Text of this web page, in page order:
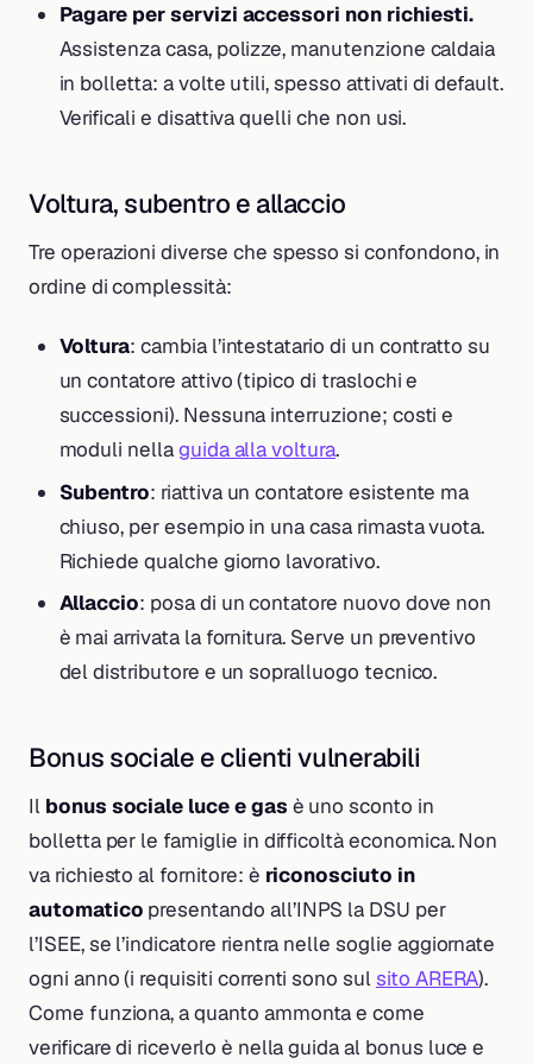
Pagare per servizi accessori non richiesti.
Assistenza casa, polizze, manutenzione caldaia
in bolletta: a volte utili, spesso attivati di default.
Verificali e disattiva quelli che non usi.
Voltura, subentro e allaccio
Tre operazioni diverse che spesso si confondono, in
ordine di complessità:
Voltura: cambia l’intestatario di un contratto su
un contatore attivo (tipico di traslochi e
successioni). Nessuna interruzione; costi e
moduli nellaguida alla voltura.
Subentro: riattiva un contatore esistente ma
chiuso, per esempio in una casa rimasta vuota.
Richiede qualche giorno lavorativo.
Allaccio: posa di un contatore nuovo dove non
è mai arrivata la fornitura. Serve un preventivo
del distributore e un sopralluogo tecnico.
Bonus sociale e clienti vulnerabili
Il bonus sociale luce e gas è uno sconto in
bolletta per le famiglie in difficoltà economica. Non
va richiesto al fornitore: è riconosciuto in
automatico presentando all’INPS la DSU per
l’ISEE, se l’indicatore rientra nelle soglie aggiornate
ogni anno (i requisiti correnti sono sulsito ARERA).
Come funziona, a quanto ammonta e come
verificare di riceverlo è nella guida al bonus luce e